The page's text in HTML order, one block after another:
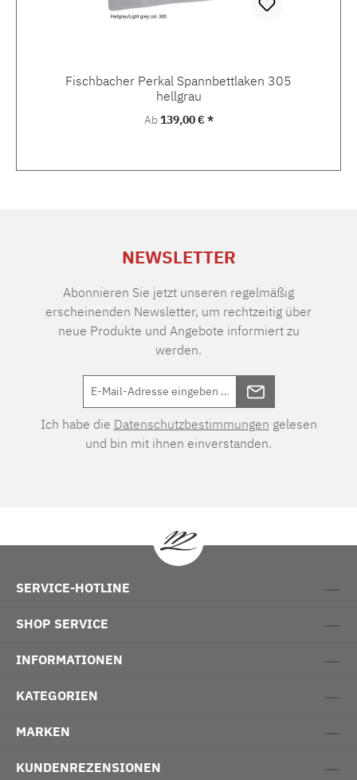
Fischbacher Perkal Spannbettlaken 305
hellgrau
Regulärer Preis:
Ab139,00 € *
NEWSLETTER
Abonnieren Sie jetzt unseren regelmäßig
erscheinenden Newsletter, um rechtzeitig über
neue Produkte und Angebote informiert zu
werden.
Ich habe die Datenschutzbestimmungen gelesen
und bin mit ihnen einverstanden.
SERVICE-HOTLINE
SHOP SERVICE
INFORMATIONEN
KATEGORIEN
MARKEN
KUNDENREZENSIONEN